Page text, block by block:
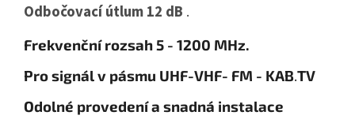
Odbočovací útlum 12 dB .
Frekvenční rozsah 5 - 1200 MHz.
Pro signál v pásmu UHF-VHF- FM - KAB.TV
Odolné provedení a snadná instalace